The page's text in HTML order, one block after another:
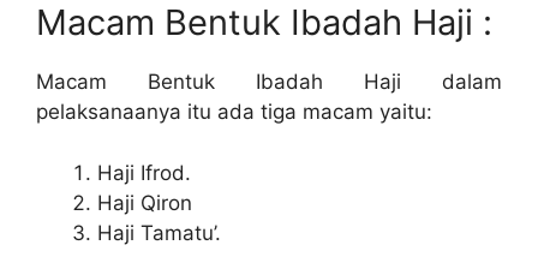
Macam Bentuk Ibadah Haji :
Macam Bentuk Ibadah Haji dalam
pelaksanaanya itu ada tiga macam yaitu:
Haji Ifrod.
Haji Qiron
Haji Tamatu’.